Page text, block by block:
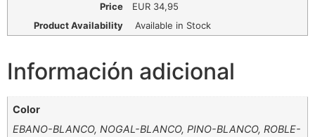
Price
EUR34,95
Product Availability
Available in Stock
Productos relacionados